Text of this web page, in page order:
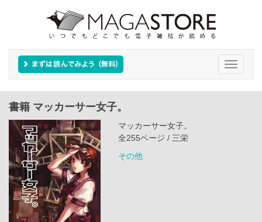
Toggle
書籍 マッカーサー女子。
マッカーサー女子。
全255ページ / 三栄
その他